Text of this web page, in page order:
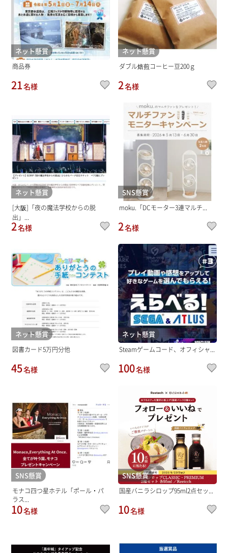
ネット懸賞
商品券
21名様
ネット懸賞
ダブル焙煎コーヒー豆200ｇ
2名様
ネット懸賞
[大阪]「夜の魔法学校からの脱
出」...
2名様
SNS懸賞
moku.「DCモーター3連マルチ...
2名様
ネット懸賞
図書カード5万円分他
45名様
ネット懸賞
Steamゲームコード、オフィシャ...
100名様
SNS懸賞
モナコ四つ星ホテル「ポール・パ
ラス...
10名様
SNS懸賞
国産バニラシロップ95ml2点セッ...
10名様